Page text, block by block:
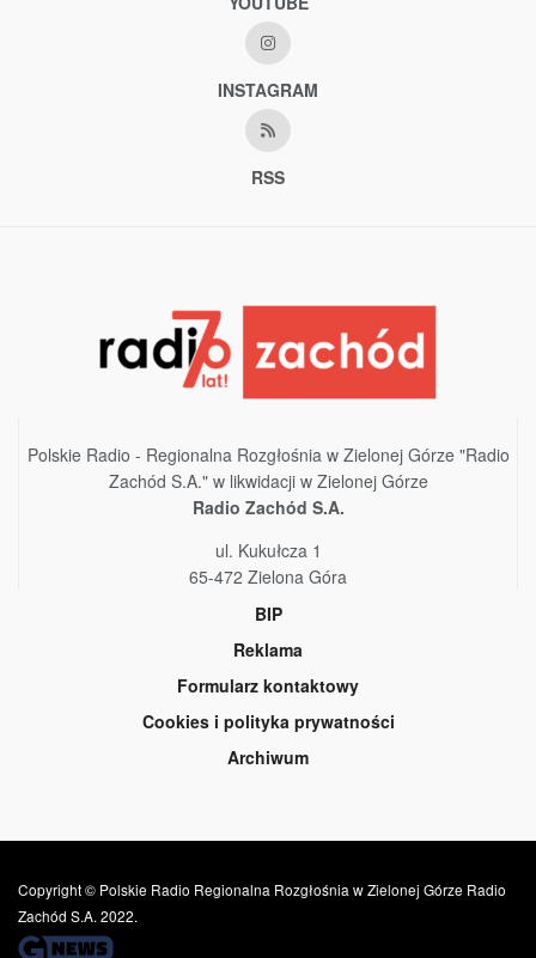
INSTAGRAM
RSS
Polskie Radio - Regionalna Rozgłośnia w Zielonej Górze "Radio
Zachód S.A." w likwidacji w Zielonej Górze
Radio Zachód S.A.
ul. Kukułcza 1
65-472 Zielona Góra
BIP
Reklama
Formularz kontaktowy
Cookies i polityka prywatności
Archiwum
Copyright © Polskie Radio Regionalna Rozgłośnia w Zielonej Górze Radio
Zachód S.A. 2022.